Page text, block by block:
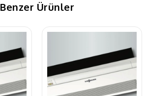
Benzer Ürünler